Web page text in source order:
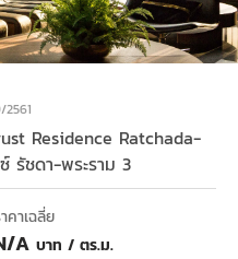
Residence Ratchada-
รัชดา-พระราม 3
คาเฉลี่ย
A บาท / ตร.ม.